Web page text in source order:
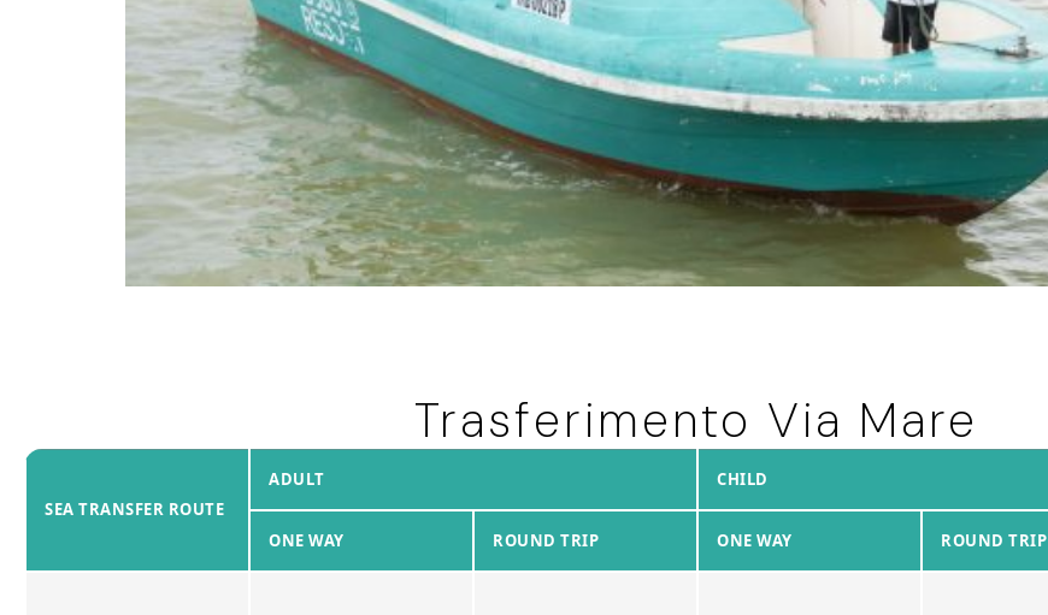
Trasferimento Via Mare
SEA TRANSFER ROUTE
ADULT
CHILD
ONE WAY
ROUND TRIP ONE WAY ROUND TRIP